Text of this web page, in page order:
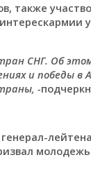
также
СНГ. Об
и победы в
-